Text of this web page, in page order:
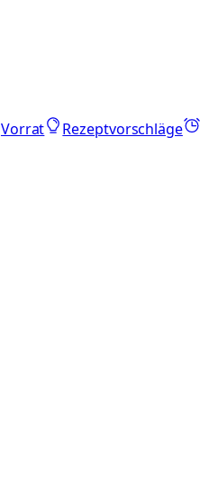
Vorrat Rezeptvorschläge